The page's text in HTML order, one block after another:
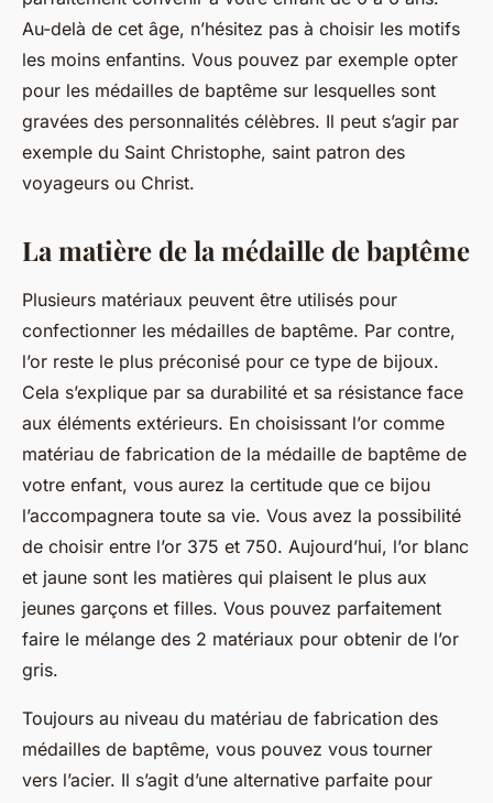
Au-delà de cet âge, n’hésitez pas à choisir les motifs
les moins enfantins. Vous pouvez par exemple opter
pour les médailles de baptême sur lesquelles sont
gravées des personnalités célèbres. Il peut s’agir par
exemple du Saint Christophe, saint patron des
voyageurs ou Christ.
La matière de la médaille de baptême
Plusieurs matériaux peuvent être utilisés pour
confectionner les médailles de baptême. Par contre,
l’or reste le plus préconisé pour ce type de bijoux.
Cela s’explique par sa durabilité et sa résistance face
aux éléments extérieurs. En choisissant l’or comme
matériau de fabrication de la médaille de baptême de
votre enfant, vous aurez la certitude que ce bijou
l’accompagnera toute sa vie. Vous avez la possibilité
de choisir entre l’or 375 et 750. Aujourd’hui, l’or blanc
et jaune sont les matières qui plaisent le plus aux
jeunes garçons et filles. Vous pouvez parfaitement
faire le mélange des 2 matériaux pour obtenir de l’or
gris.
Toujours au niveau du matériau de fabrication des
médailles de baptême, vous pouvez vous tourner
vers l’acier. Il s’agit d’une alternative parfaite pour